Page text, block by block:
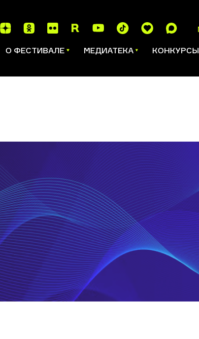
О ФЕСТИВАЛЕ МЕДИАТЕКА КОНКУРСЫ